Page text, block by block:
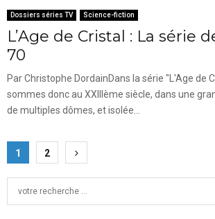
Dossiers séries TV Science-fiction
L’Age de Cristal : La série
70
Par Christophe DordainDans la série "L'Age de
sommes donc au XXIIIème siècle, dans une
de multiples dômes, et isolée...
Pagination
des
publications
1 2